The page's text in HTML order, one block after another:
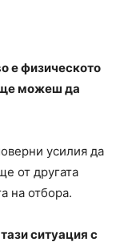
е физическото
ще можеш да
усилия да
от другата
на отбора.
ситуация с